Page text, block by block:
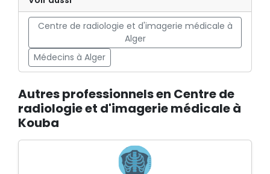
Centre de radiologie et d'imagerie médicale à
Alger
Médecins à Alger
Autres professionnels en Centre de
radiologie et d'imagerie médicale à
Kouba